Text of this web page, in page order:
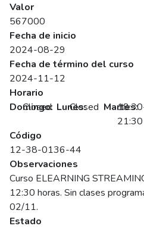
Valor
567000
Fecha de inicio
2024-08-29
Fecha de término del curso
2024-11-12
Horario
Domingo:
Closed Lunes:
Closed Martes:
21:30
Código
12-38-0136-44
Observaciones
Curso ELEARNING
12:30 horas. Sin clases
02/11.
Estado